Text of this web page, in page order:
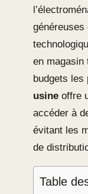
en magasin
budgets les
usine offre
accéder à
évitant les
de
Table